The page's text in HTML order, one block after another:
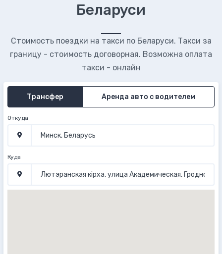
Беларуси
Стоимость поездки на такси по Беларуси. Такси за
границу - стоимость договорная. Возможна оплата
такси - онлайн
Трансфер Аренда авто с водителем
Откуда
Куда